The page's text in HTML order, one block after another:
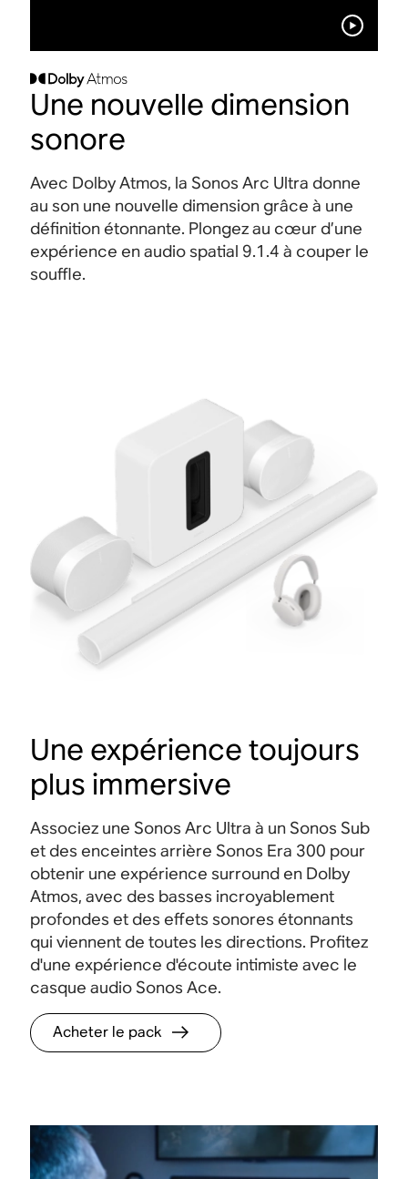
Une nouvelle dimension
sonore
Avec Dolby Atmos, la Sonos Arc Ultra donne
au son une nouvelle dimension grâce à une
définition étonnante. Plongez au cœur d’une
expérience en audio spatial 9.1.4 à couper le
souffle.
Une expérience toujours
plus immersive
Associez une Sonos Arc Ultra à un Sonos Sub
et des enceintes arrière Sonos Era 300 pour
obtenir une expérience surround en Dolby
Atmos, avec des basses incroyablement
profondes et des effets sonores étonnants
qui viennent de toutes les directions. Profitez
d'une expérience d'écoute intimiste avec le
casque audio Sonos Ace.
Acheter le pack